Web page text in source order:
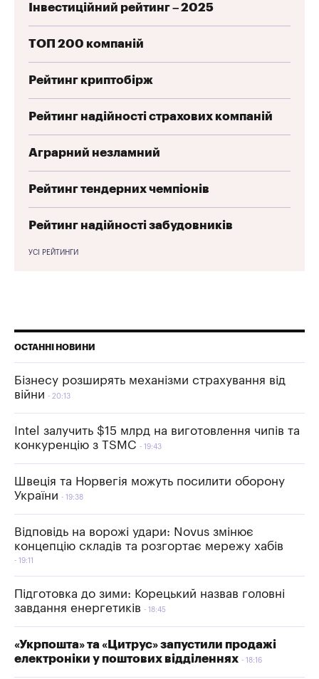
Інвестиційний рейтинг – 2025
ТОП 200 компаній
Рейтинг криптобірж
Рейтинг надійності страхових компаній
Аграрний незламний
Рейтинг тендерних чемпіонів
Рейтинг надійності забудовників
УСІ РЕЙТИНГИ
ОСТАННІ НОВИНИ
Бізнесу розширять механізми страхування від
війни
20:13
Intel залучить $15 млрд на виготовлення чипів та
конкуренцію з TSMC
19:43
Швеція та Норвегія можуть посилити оборону
України
19:38
Відповідь на ворожі удари: Novus змінює
концепцію складів та розгортає мережу хабів
19:11
Підготовка до зими: Корецький назвав головні
завдання енергетиків
18:45
«Укрпошта» та «Цитрус» запустили продажі
електроніки у поштових відділеннях
18:16